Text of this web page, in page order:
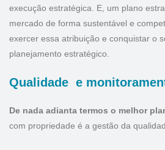
execução estratégica. E, um plano
mercado de forma sustentável e
exercer essa atribuição e conquistar o
planejamento estratégico.
Qualidade e
De nada adianta termos o melhor
com propriedade é a gestão da